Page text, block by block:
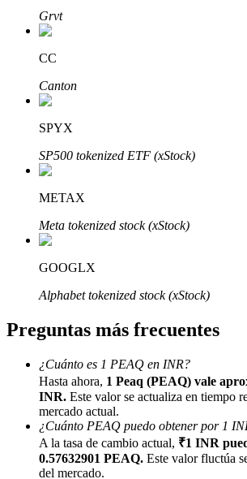
Afiliados de Bitrue
Invita a un amigo para recibir
Deposit CASHCAT & Win
Grvt
CC
Canton
SPYX
SP500 tokenized ETF (xStock)
METAX
Meta tokenized stock (xStock)
GOOGLX
Alphabet tokenized stock (xStock)
Preguntas más frecuentes
¿Cuánto es 1 PEAQ en INR?
Hasta ahora, 1 Peaq (PEAQ) vale
INR. Este valor se actualiza en tiempo
mercado actual.
¿Cuánto PEAQ puedo obtener por 1
A la tasa de cambio actual, ₹1 INR
0.57632901 PEAQ. Este valor fluctúa
del mercado.